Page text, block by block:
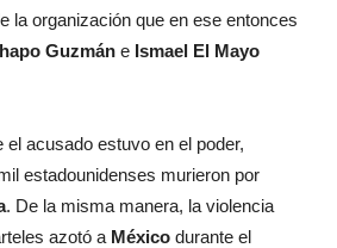
la organización que en ese entonces
Guzmán e Ismael El Mayo
el acusado estuvo en el poder,
estadounidenses murieron por
. De la misma manera, la violencia
azotó a México durante el